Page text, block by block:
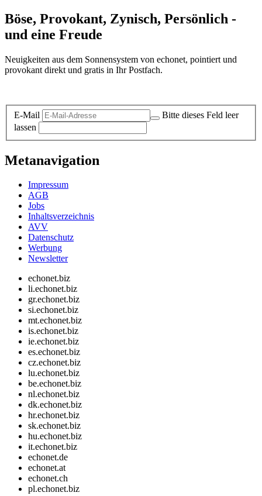
Böse, Provokant, Zynisch, Persönlich -
und eine Freude
Neuigkeiten aus dem Sonnensystem von echonet, pointiert und
provokant direkt und gratis in Ihr Postfach.
E-Mail
Bitte dieses Feld leer
lassen
Metanavigation
Impressum
AGB
Jobs
Inhaltsverzeichnis
AVV
Datenschutz
Werbung
Newsletter
echonet.biz
li.echonet.biz
gr.echonet.biz
si.echonet.biz
mt.echonet.biz
is.echonet.biz
ie.echonet.biz
es.echonet.biz
cz.echonet.biz
lu.echonet.biz
be.echonet.biz
nl.echonet.biz
dk.echonet.biz
hr.echonet.biz
sk.echonet.biz
hu.echonet.biz
it.echonet.biz
echonet.de
echonet.at
echonet.ch
pl.echonet.biz